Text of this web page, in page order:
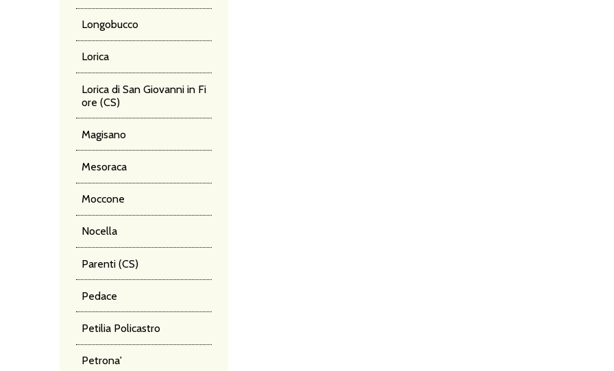
Longobucco
Lorica
Lorica di San Giovanni in Fi
ore (CS)
Magisano
Mesoraca
Moccone
Nocella
Parenti (CS)
Pedace
Petilia Policastro
Petrona'